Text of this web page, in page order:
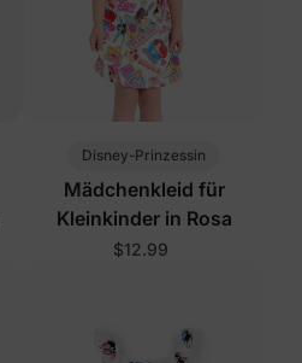
Disney-Prinzessin
Mädchenkleid für
Kleinkinder in Rosa
$12.99